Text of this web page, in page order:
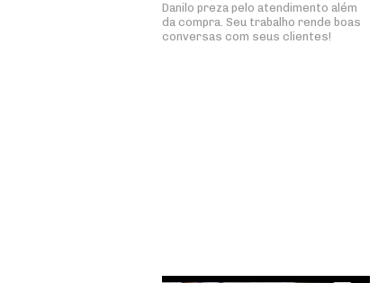
Danilo preza pelo atendimento além
da compra. Seu trabalho rende boas
conversas com seus clientes!